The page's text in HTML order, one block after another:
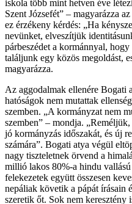
iskola több mint hetven éve
Szent Józsefét” – magyarázza
ez érzékeny kérdés: „Ha
nevünket, elveszítjük
párbeszédet a kormánnyal,
találjunk egy közös megoldást,
magyarázza.
Az aggodalmak ellenére Bogati
hatóságok nem mutattak
szemben. „A kormányzat nem
szemben” – mondja.
jó kormányzás időszakát, és új
számára”. Bogati atya végül
nagy tiszteletnek örvend a
millió lakos 80%-a hindu
felekezetek együtt összesen
nepáliak követik a pápát írásain
szeretik őt. Sok nem keresztény